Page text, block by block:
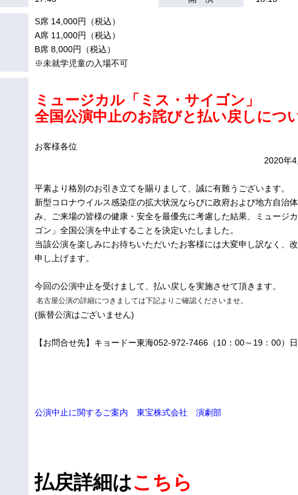
S席 14,000円（税込）
A席 11,000円（税込）
B席 8,000円（税込）
※未就学児童の入場不可
ミュージカル「ミス・サイゴン」
全国公演中止のお詫びと払い戻しにつ
お客様各位
2020年4月8
平素より格別のお引き立てを賜りまして、誠に有難うございます。
新型コロナウイルス感染症の拡大状況ならびに政府および地方自治
み、ご来場の皆様の健康・安全を最優先に考慮した結果、ミュージ
ゴン」全国公演を中止することを決定いたしました。
当該公演を楽しみにお待ちいただいたお客様には大変申し訳なく、
申し上げます。
今回の公演中止を受けまして、払い戻しを実施させて頂きます。
名古屋公演の詳細につきましては下記よりご確認くださいませ。
(振替公演はございません)
【お問合せ先】キョードー東海052-972-7466（10：00～19：00）
公演中止に関するご案内 東宝株式会社 演劇部
払戻詳細はこちら